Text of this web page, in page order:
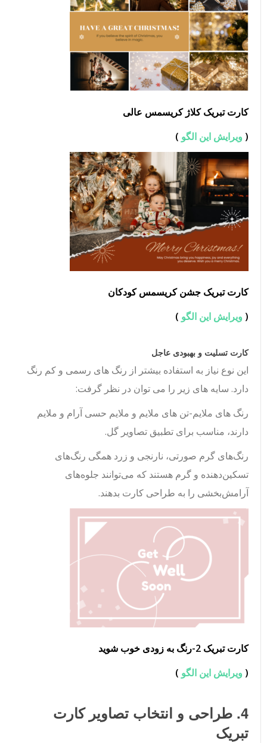
کارت تبریک کلاژ کریسمس عالی
ویرایش این الگو)
کارت تبریک جشن کریسمس کودکان
ویرایش این الگو)
کارت تسلیت و بهبودی عاجل
این نوع نیاز به استفاده بیشتر از رنگ های رسمی و کم رنگ
دارد. سایه های زیر را می توان در نظر گرفت:
رنگ های ملایم-تن های ملایم و ملایم حسی آرام و ملایم
دارند، مناسب برای تطبیق تصاویر گل.
رنگ‌های گرم صورتی، نارنجی و زرد همگی رنگ‌های
تسکین‌دهنده و گرم هستند که می‌توانند جلوه‌های
آرامش‌بخشی را به طراحی کارت بدهند.
کارت تبریک 2-رنگ به زودی خوب شوید
ویرایش این الگو)
4. طراحی و انتخاب تصاویر کارت
تبریک